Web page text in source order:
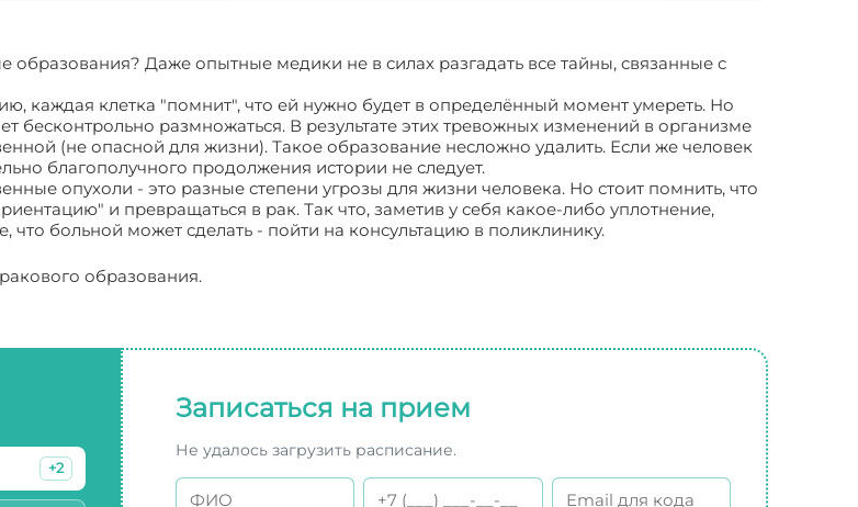
Даже опытные медики не в силах разгадать все тайны, связанные с
каждая клетка "помнит", что ей нужно будет в определённый момент умереть. Но
бесконтрольно размножаться. В результате этих тревожных изменений в организме
(не опасной для жизни). Такое образование несложно удалить. Если же человек
благополучного продолжения истории не следует.
опухоли - это разные степени угрозы для жизни человека. Но стоит помнить, что
и превращаться в рак. Так что, заметив у себя какое-либо уплотнение,
больной может сделать - пойти на консультацию в поликлинику.
образования.
+2
Записаться на прием
Не удалось загрузить расписание.